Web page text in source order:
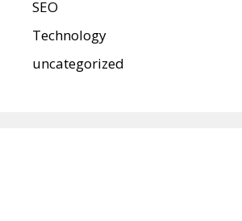
SEO
Technology
uncategorized